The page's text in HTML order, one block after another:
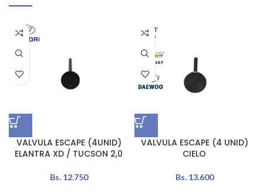
VALVULA ESCAPE (4UNID)
ELANTRA XD / TUCSON 2,0
Bs.12.750
AGOT
ADO
VALVULA ESCAPE (4 UNID)
CIELO
Bs.13.600